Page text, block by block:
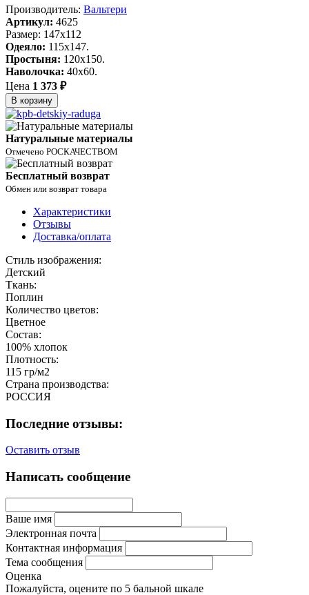
Производитель: Вальтери
Артикул: 4625
Размер: 147х112
Одеяло: 115x147.
Простыня: 120x150.
Наволочка: 40x60.
Цена 1 373 ₽
В корзину
Натуральные материалы
Отмечено РОСКАЧЕСТВОМ
Бесплатный возврат
Обмен или возврат товара
Характеристики
Отзывы
Доставка/оплата
Стиль изображения:
Детский
Ткань:
Поплин
Количество цветов:
Цветное
Состав:
100% хлопок
Плотность:
115 гр/м2
Страна производства:
РОССИЯ
Последние отзывы:
Оставить отзыв
Написать сообщение
Ваше имя
Электронная почта
Контактная информация
Тема сообщения
Оценка
Пожалуйста, оцените по 5 бальной шкале